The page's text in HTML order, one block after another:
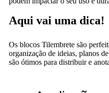
Aqui vai uma dica!
Os blocos Tilembrete são
organização de ideias, planos
são ótimos para distribuir e